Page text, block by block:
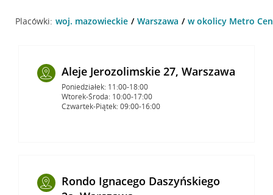
Placówki: woj. mazowieckie Warszawa w okolicy Metro
Aleje Jerozolimskie 27, Warszawa
Poniedziałek: 11:00-18:00
Wtorek-Środa: 10:00-17:00
Czwartek-Piątek: 09:00-16:00
Rondo Ignacego Daszyńskiego